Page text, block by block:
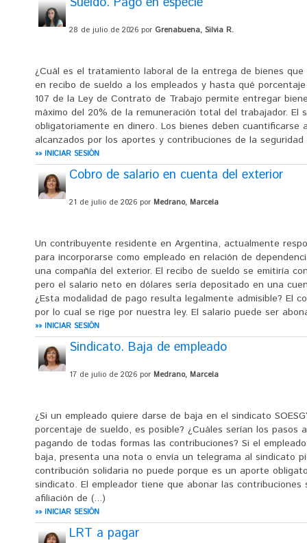
28 de julio de 2026 por Grenabuena, Silvia R.
¿Cuál es el tratamiento laboral de la entrega de bienes
en recibo de sueldo a los empleados y hasta qué
107 de la Ley de Contrato de Trabajo permite entregar
máximo del 20% de la remuneración total del trabajador. El
obligatoriamente en dinero. Los bienes deben
alcanzados por los aportes y contribuciones de la seguridad
»» INICIAR SESIÓN
Cobro de salario en cuenta del exterior
21 de julio de 2026 por Medrano, Marcela
Un contribuyente residente en Argentina, actualmente
para incorporarse como empleado en relación de
una compañía del exterior. El recibo de sueldo se emitiría
pero el salario neto en dólares sería depositado en una
¿Esta modalidad de pago resulta legalmente admisible? El
por lo cual se rige por nuestra ley. El salario puede ser
»» INICIAR SESIÓN
Sindicato. Baja de empleado
17 de julio de 2026 por Medrano, Marcela
¿Si un empleado quiere darse de baja en el sindicato
porcentaje de sueldo, es posible? ¿Cuáles serían los pasos
pagando de todas formas las contribuciones? Si el
baja, presenta una nota o envía un telegrama al sindicato
contribución solidaria no puede porque es un aporte
sindicato. El empleador tiene que abonar las
afiliación de (...)
»» INICIAR SESIÓN
LRT a pagar